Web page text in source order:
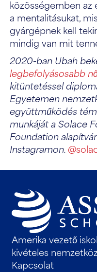
közösségemben
a mentalitásukat,
gyárgépnek kell
mindig van mit
2020-ban Ubah
legbefolyásosabb
kitüntetéssel
Egyetemen
együttműködés
munkáját a Solace
Foundation
Instagramon.
Amerika vezető
kivételes
Kapcsolat